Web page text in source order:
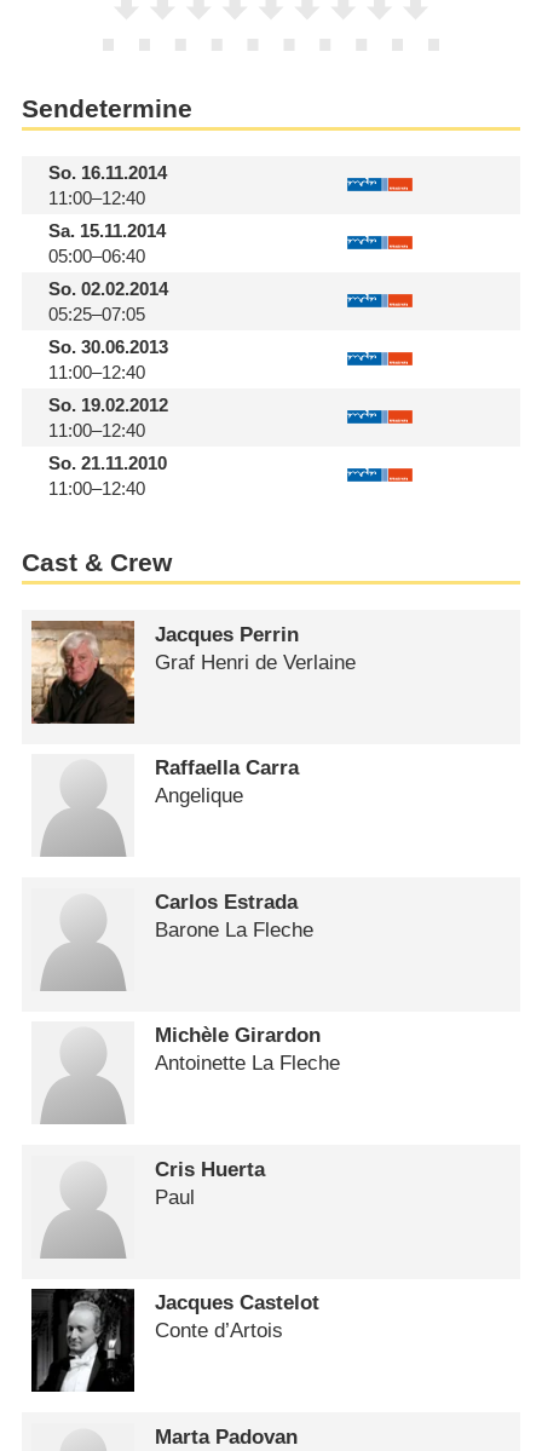
Sendetermine
So.16.11.2014
11:00–12:40
Sa.15.11.2014
05:00–06:40
So.02.02.2014
05:25–07:05
So.30.06.2013
11:00–12:40
So.19.02.2012
11:00–12:40
So.21.11.2010
11:00–12:40
Cast & Crew
Jacques Perrin
Graf Henri de Verlaine
Raffaella Carra
Angelique
Carlos Estrada
Barone La Fleche
Michèle Girardon
Antoinette La Fleche
Cris Huerta
Paul
Jacques Castelot
Conte d’Artois
Marta Padovan